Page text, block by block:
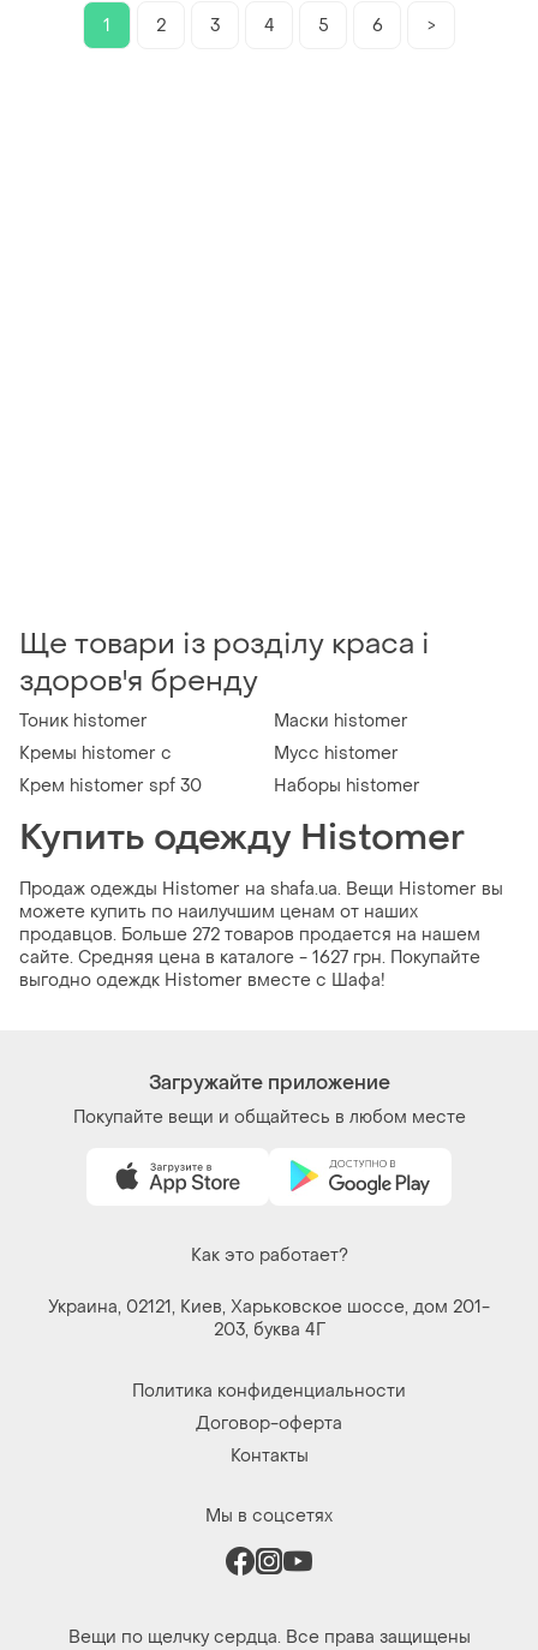
1 2 3 4 5 6 >
Ще товари із розділу краса і
здоров'я бренду
Тоник histomer
Маски histomer
Кремы histomer c
Мусс histomer
Крем histomer spf 30
Наборы histomer
Купить одежду Histomer
Продаж одежды Histomer на shafa.ua. Вещи Histomer вы
можете купить по наилучшим ценам от наших
продавцов. Больше 272 товаров продается на нашем
сайте. Средняя цена в каталоге - 1627 грн. Покупайте
выгодно одеждк Histomer вместе с Шафа!
Загружайте приложение
Покупайте вещи и общайтесь в любом месте
Как это работает?
Украина, 02121, Киев, Харьковское шоссе, дом 201-
203, буква 4Г
Политика конфиденциальности
Договор-оферта
Контакты
Мы в соцсетях
Вещи по щелчку сердца. Все права защищены